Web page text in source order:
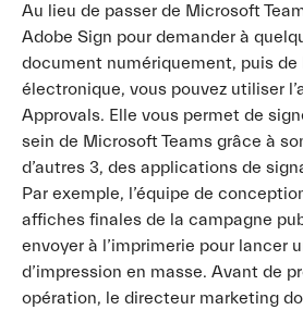
Au lieu de passer de Microsoft
Adobe Sign pour demander à
document numériquement, puis de
électronique, vous pouvez utiliser
Approvals. Elle vous permet de
sein de Microsoft Teams grâce à
d’autres 3, des applications de
Par exemple, l’équipe de
affiches finales de la campagne
envoyer à l’imprimerie pour lancer
d’impression en masse. Avant de
opération, le directeur marketing